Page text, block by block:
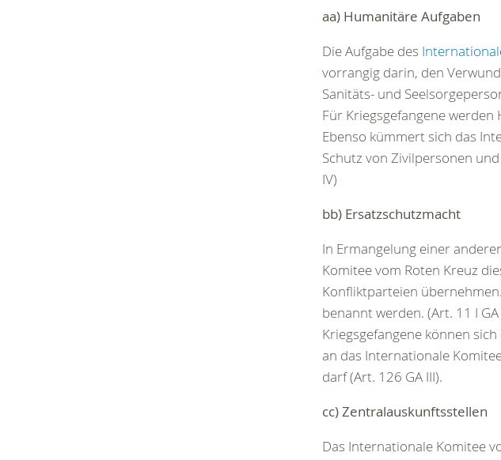
aa) Humanitäre Aufgaben
Die Aufgabe des
vorrangig darin, den
Sanitäts- und
Für Kriegsgefangene werden
Ebenso kümmert sich das
Schutz von Zivilpersonen
IV)
bb) Ersatzschutzmacht
In Ermangelung einer
Komitee vom Roten Kreuz
Konfliktparteien
benannt werden. (Art. 11 I
Kriegsgefangene können
an das Internationale
darf (Art. 126 GA III).
cc) Zentralauskunftsstellen
Das Internationale Komitee